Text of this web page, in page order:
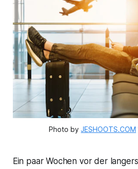
Photo by JESHOOTS.COM
Ein paar Wochen vor der